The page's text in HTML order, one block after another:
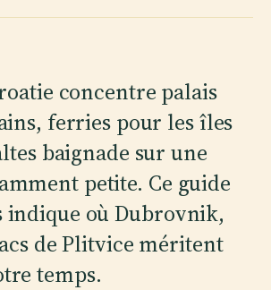
concentre palais
ferries pour les îles
baignade sur une
petite. Ce guide
indique où Dubrovnik,
de Plitvice méritent
temps.